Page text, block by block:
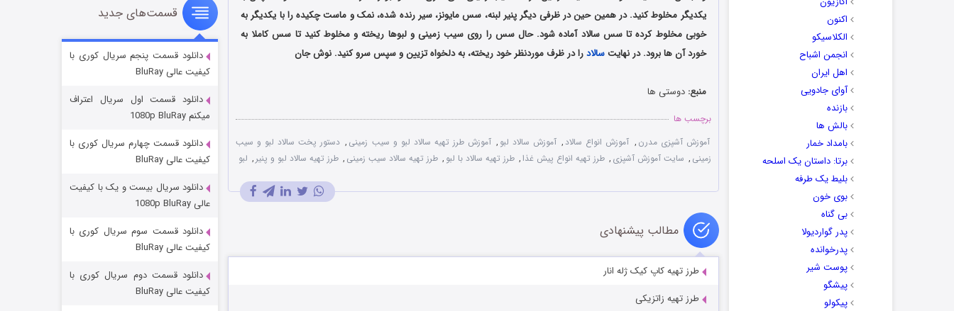
اکنون
الکلاسیکو
انجمن اشباح
اهل ایران
آوای جادویی
بازنده
بالش ها
بامداد خمار
برتا: داستان یک اسلحه
بلیط یک‌‌ طرفه
بوی خون
بی گناه
پدر گواردیولا
پدرخوانده
پوست شیر
پیشگو
پیکولو
یکدیگر مخلوط کنید. در همین حین در ظرفی دیگر پنیر لبنه، سس مایونز، سیر رنده شده، نمک و ماست چکیده را با یکدیگر به
خوبی مخلوط کرده تا سس سالاد آماده شود. حال سس را روی سیب زمینی و لبوها ریخته و مخلوط کنید تا سس کاملا به
خورد آن ها برود. در نهایتسالادرا در ظرف موردنظر خود ریخته، به دلخواه تزیین و سپس سرو کنید. نوش جان
منبع: دوستی ها
برچسب ها
آموزش آشپزی مدرن , آموزش انواع سالاد , آموزش سالاد لبو , آموزش طرز تهیه سالاد لبو و سیب زمینی , دستور پخت سالاد لبو و سیب
زمینی , سایت آموزش آشپزی , طرز تهیه انواع پیش غذا, طرز تهیه سالاد با لبو , طرز تهیه سالاد سیب زمینی , طرز تهیه سالاد لبو و پنیر , لبو
مطالب پیشنهادی
طرز تهیه کاپ کیک ژله انار
طرز تهیه زاتزیکی
شوهر
قسمت۸ (زیرنویس) منتشر شد
عملیات آپارتمان
قسمت‌های جدید
دانلود قسمت پنجم سریال کوری با
کیفیت عالی BluRay
دانلود قسمت اول سریال اعتراف
میکنم 1080p BluRay
دانلود قسمت چهارم سریال کوری با
کیفیت عالی BluRay
دانلود سریال بیست و یک با کیفیت
عالی 1080p BluRay
دانلود قسمت سوم سریال کوری با
کیفیت عالی BluRay
دانلود قسمت دوم سریال کوری با
کیفیت عالی BluRay